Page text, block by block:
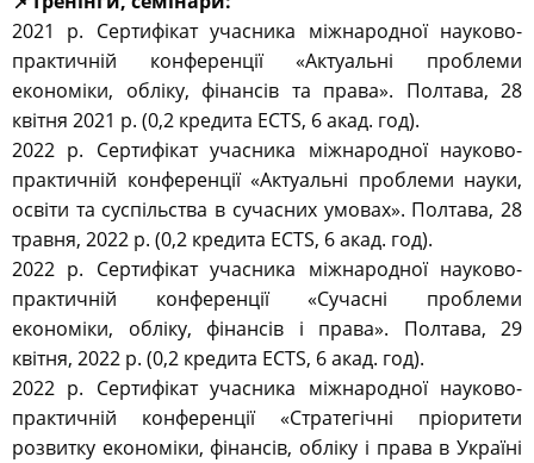
2021 р. Сертифікат учасника міжнародної науково-
практичній конференції «Актуальні проблеми
економіки, обліку, фінансів та права». Полтава, 28
квітня 2021 р. (0,2 кредита ECTS, 6 акад. год).
2022 р. Сертифікат учасника міжнародної науково-
практичній конференції «Актуальні проблеми науки,
освіти та суспільства в сучасних умовах». Полтава, 28
травня, 2022 р. (0,2 кредита ECTS, 6 акад. год).
2022 р. Сертифікат учасника міжнародної науково-
практичній конференції «Сучасні проблеми
економіки, обліку, фінансів і права». Полтава, 29
квітня, 2022 р. (0,2 кредита ECTS, 6 акад. год).
2022 р. Сертифікат учасника міжнародної науково-
практичній конференції «Стратегічні пріоритети
розвитку економіки, фінансів, обліку і права в Україні